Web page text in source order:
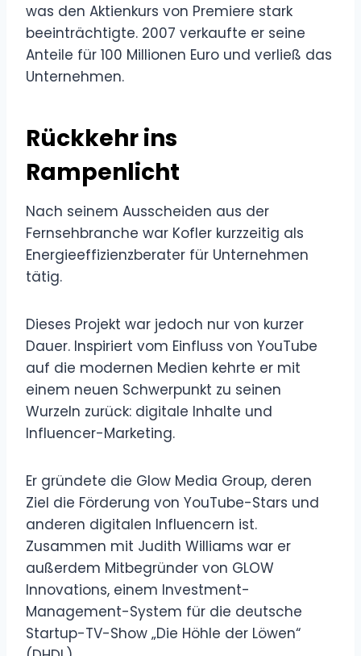
was den Aktienkurs von Premiere stark
beeinträchtigte. 2007 verkaufte er seine
Anteile für 100 Millionen Euro und verließ das
Unternehmen.
Rückkehr ins
Rampenlicht
Nach seinem Ausscheiden aus der
Fernsehbranche war Kofler kurzzeitig als
Energieeffizienzberater für Unternehmen
tätig.
Dieses Projekt war jedoch nur von kurzer
Dauer. Inspiriert vom Einfluss von YouTube
auf die modernen Medien kehrte er mit
einem neuen Schwerpunkt zu seinen
Wurzeln zurück: digitale Inhalte und
Influencer-Marketing.
Er gründete die Glow Media Group, deren
Ziel die Förderung von YouTube-Stars und
anderen digitalen Influencern ist.
Zusammen mit Judith Williams war er
außerdem Mitbegründer von GLOW
Innovations, einem Investment-
Management-System für die deutsche
Startup-TV-Show „Die Höhle der Löwen“